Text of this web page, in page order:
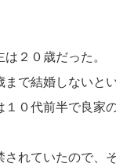
２０歳だった。
で結婚しないと
１０代前半で良家
されていたので、